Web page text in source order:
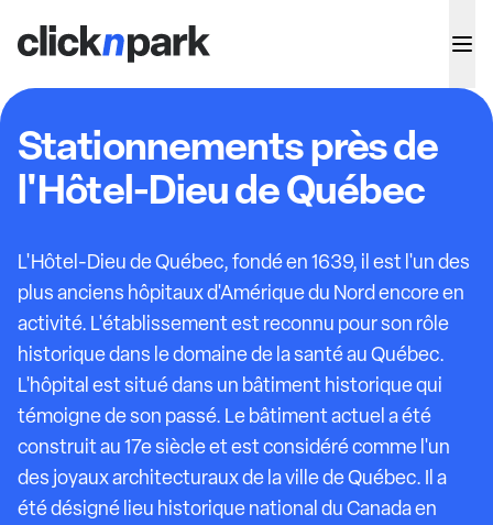
Stationnements près de
l'Hôtel-Dieu de Québec
L'Hôtel-Dieu de Québec, fondé en 1639, il est l'un des
plus anciens hôpitaux d'Amérique du Nord encore en
activité. L'établissement est reconnu pour son rôle
historique dans le domaine de la santé au Québec.
L'hôpital est situé dans un bâtiment historique qui
témoigne de son passé. Le bâtiment actuel a été
construit au 17e siècle et est considéré comme l'un
des joyaux architecturaux de la ville de Québec. Il a
été désigné lieu historique national du Canada en